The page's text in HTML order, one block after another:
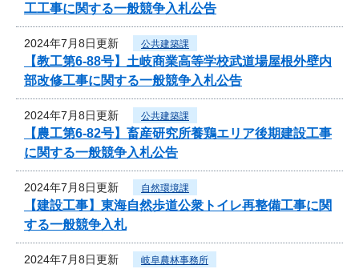
工工事に関する一般競争入札公告
2024年7月8日更新 公共建築課
【教工第6-88号】土岐商業高等学校武道場屋根外壁内
部改修工事に関する一般競争入札公告
2024年7月8日更新 公共建築課
【農工第6-82号】畜産研究所養鶏エリア後期建設工事
に関する一般競争入札公告
2024年7月8日更新 自然環境課
【建設工事】東海自然歩道公衆トイレ再整備工事に関
する一般競争入札
2024年7月8日更新 岐阜農林事務所